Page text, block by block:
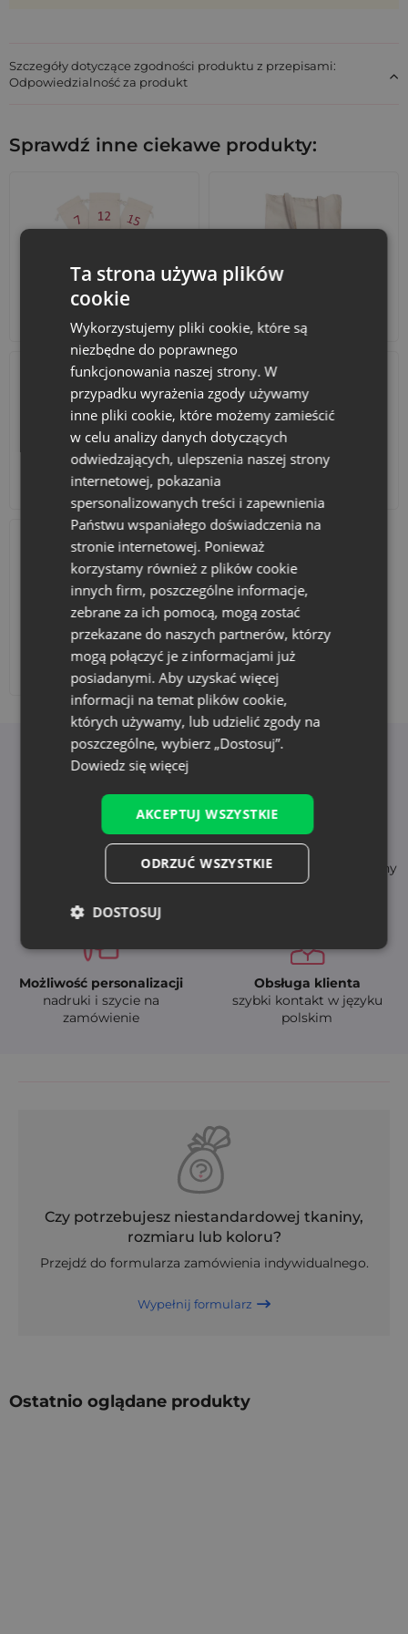
charakteru? Wybierz opcję personalizacji. Na czerwonym
welurze efektownie prezentują się nadruki w kolorze złotym.
Wybierz woreczki na prezenty, które robią wrażenie i budują
pozytywne wspomnienia. Zamów już dziś!
Szczegóły dotyczące zgodności produktu z przepisami:
Odpowiedzialność za produkt
Sprawdź inne ciekawe produkty:
Akcesoria i dekoracje
Dodaj nadruk
Korzyści z wyboru Saketos
Natychmiastowa
szybka dostawa (24-48h)
Wysoka jakość
- trwałe i bezpieczne tkaniny
Możliwość personalizacji
nadruki i szycie na
zamówienie
Obsługa klienta
szybki kontakt w języku
polskim
Czy potrzebujesz niestandardowej tkaniny,
rozmiaru lub koloru?
Przejdź do formularza zamówienia indywidualnego.
Wypełnij formularz
Ostatnio oglądane produkty
Ta strona używa plików
cookie
Wykorzystujemy pliki cookie, które są
niezbędne do poprawnego
funkcjonowania naszej strony. W
przypadku wyrażenia zgody używamy
inne pliki cookie, które możemy zamieścić
w celu analizy danych dotyczących
odwiedzających, ulepszenia naszej strony
internetowej, pokazania
spersonalizowanych treści i zapewnienia
Państwu wspaniałego doświadczenia na
stronie internetowej. Ponieważ
korzystamy również z plików cookie
innych firm, poszczególne informacje,
zebrane za ich pomocą, mogą zostać
przekazane do naszych partnerów, którzy
mogą połączyć je z informacjami już
posiadanymi. Aby uzyskać więcej
informacji na temat plików cookie,
których używamy, lub udzielić zgody na
poszczególne, wybierz „Dostosuj”.
Dowiedz się więcej
AKCEPTUJ WSZYSTKIE
ODRZUĆ WSZYSTKIE
DOSTOSUJ